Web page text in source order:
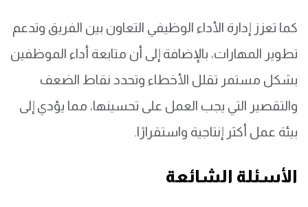
كما تعزز إدارة الأداء الوظيفي التعاون بين الفريق وتدعم
تطوير المهارات، بالإضافة إلى أن متابعة أداء الموظفين
بشكل مستمر تقلل الأخطاء وتحدد نقاط الضعف
والتقصير التي يجب العمل على تحسينها، مما يؤدي إلى
بيئة عمل أكثر إنتاجية واستقرارًا.
الأسئلة الشائعة